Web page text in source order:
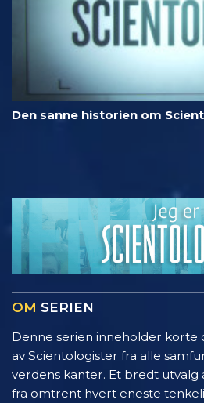
Den sanne historien om
OM SERIEN
Denne serien inneholder
av Scientologister fra alle
verdens kanter. Et bredt utvalg
fra omtrent hvert eneste